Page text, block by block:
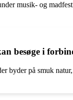
musik- og
besøge i
byder på smuk